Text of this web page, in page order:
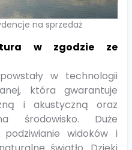
na sprzedaż
w zgodzie ze
w technologii
która gwarantuje
i akustyczną oraz
środowisko. Duże
podziwianie widoków i